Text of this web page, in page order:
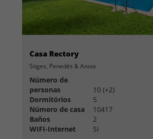
Casa Rectory
Sitges, Penedés & Anoia
Número de
personas
10 (+2)
Dormitórios
5
Número de casa
10417
Baños
2
WIFI-Internet
Si